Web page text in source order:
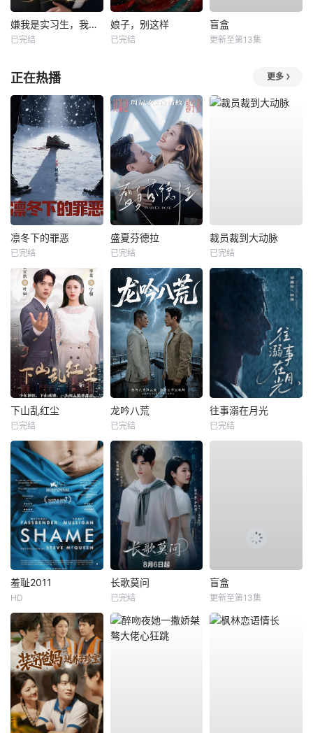
嫌我是实习生，我亮出老板身份
已完结
娘子，别这样
已完结
盲盒
更新至第13集
正在热播 更多
凛冬下的罪恶
已完结
盛夏芬德拉
已完结
裁员裁到大动脉
已完结
下山乱红尘
已完结
龙吟八荒
已完结
往事溺在月光
已完结
羞耻2011
HD
长歌莫问
已完结
盲盒
更新至第13集